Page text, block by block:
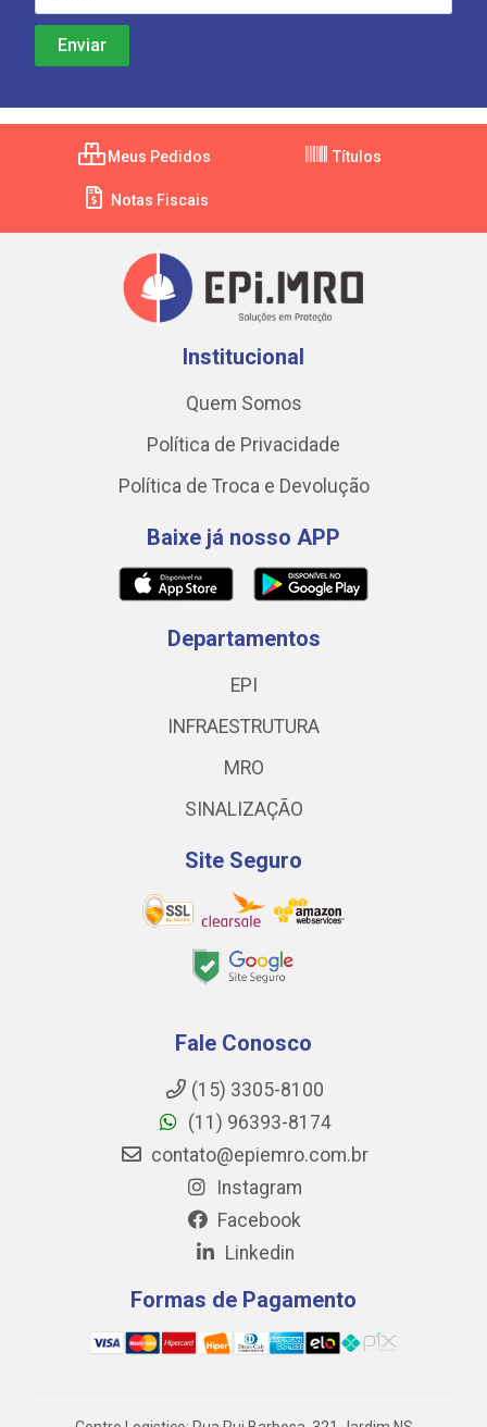
Meus Pedidos Títulos
Notas Fiscais
Institucional
Quem Somos
Política de Privacidade
Política de Troca e Devolução
Baixe já nosso APP
Departamentos
EPI
INFRAESTRUTURA
MRO
SINALIZAÇÃO
Site Seguro
Fale Conosco
(15) 3305-8100
(11) 96393-8174
contato@epiemro.com.br
Instagram
Facebook
Linkedin
Formas de Pagamento